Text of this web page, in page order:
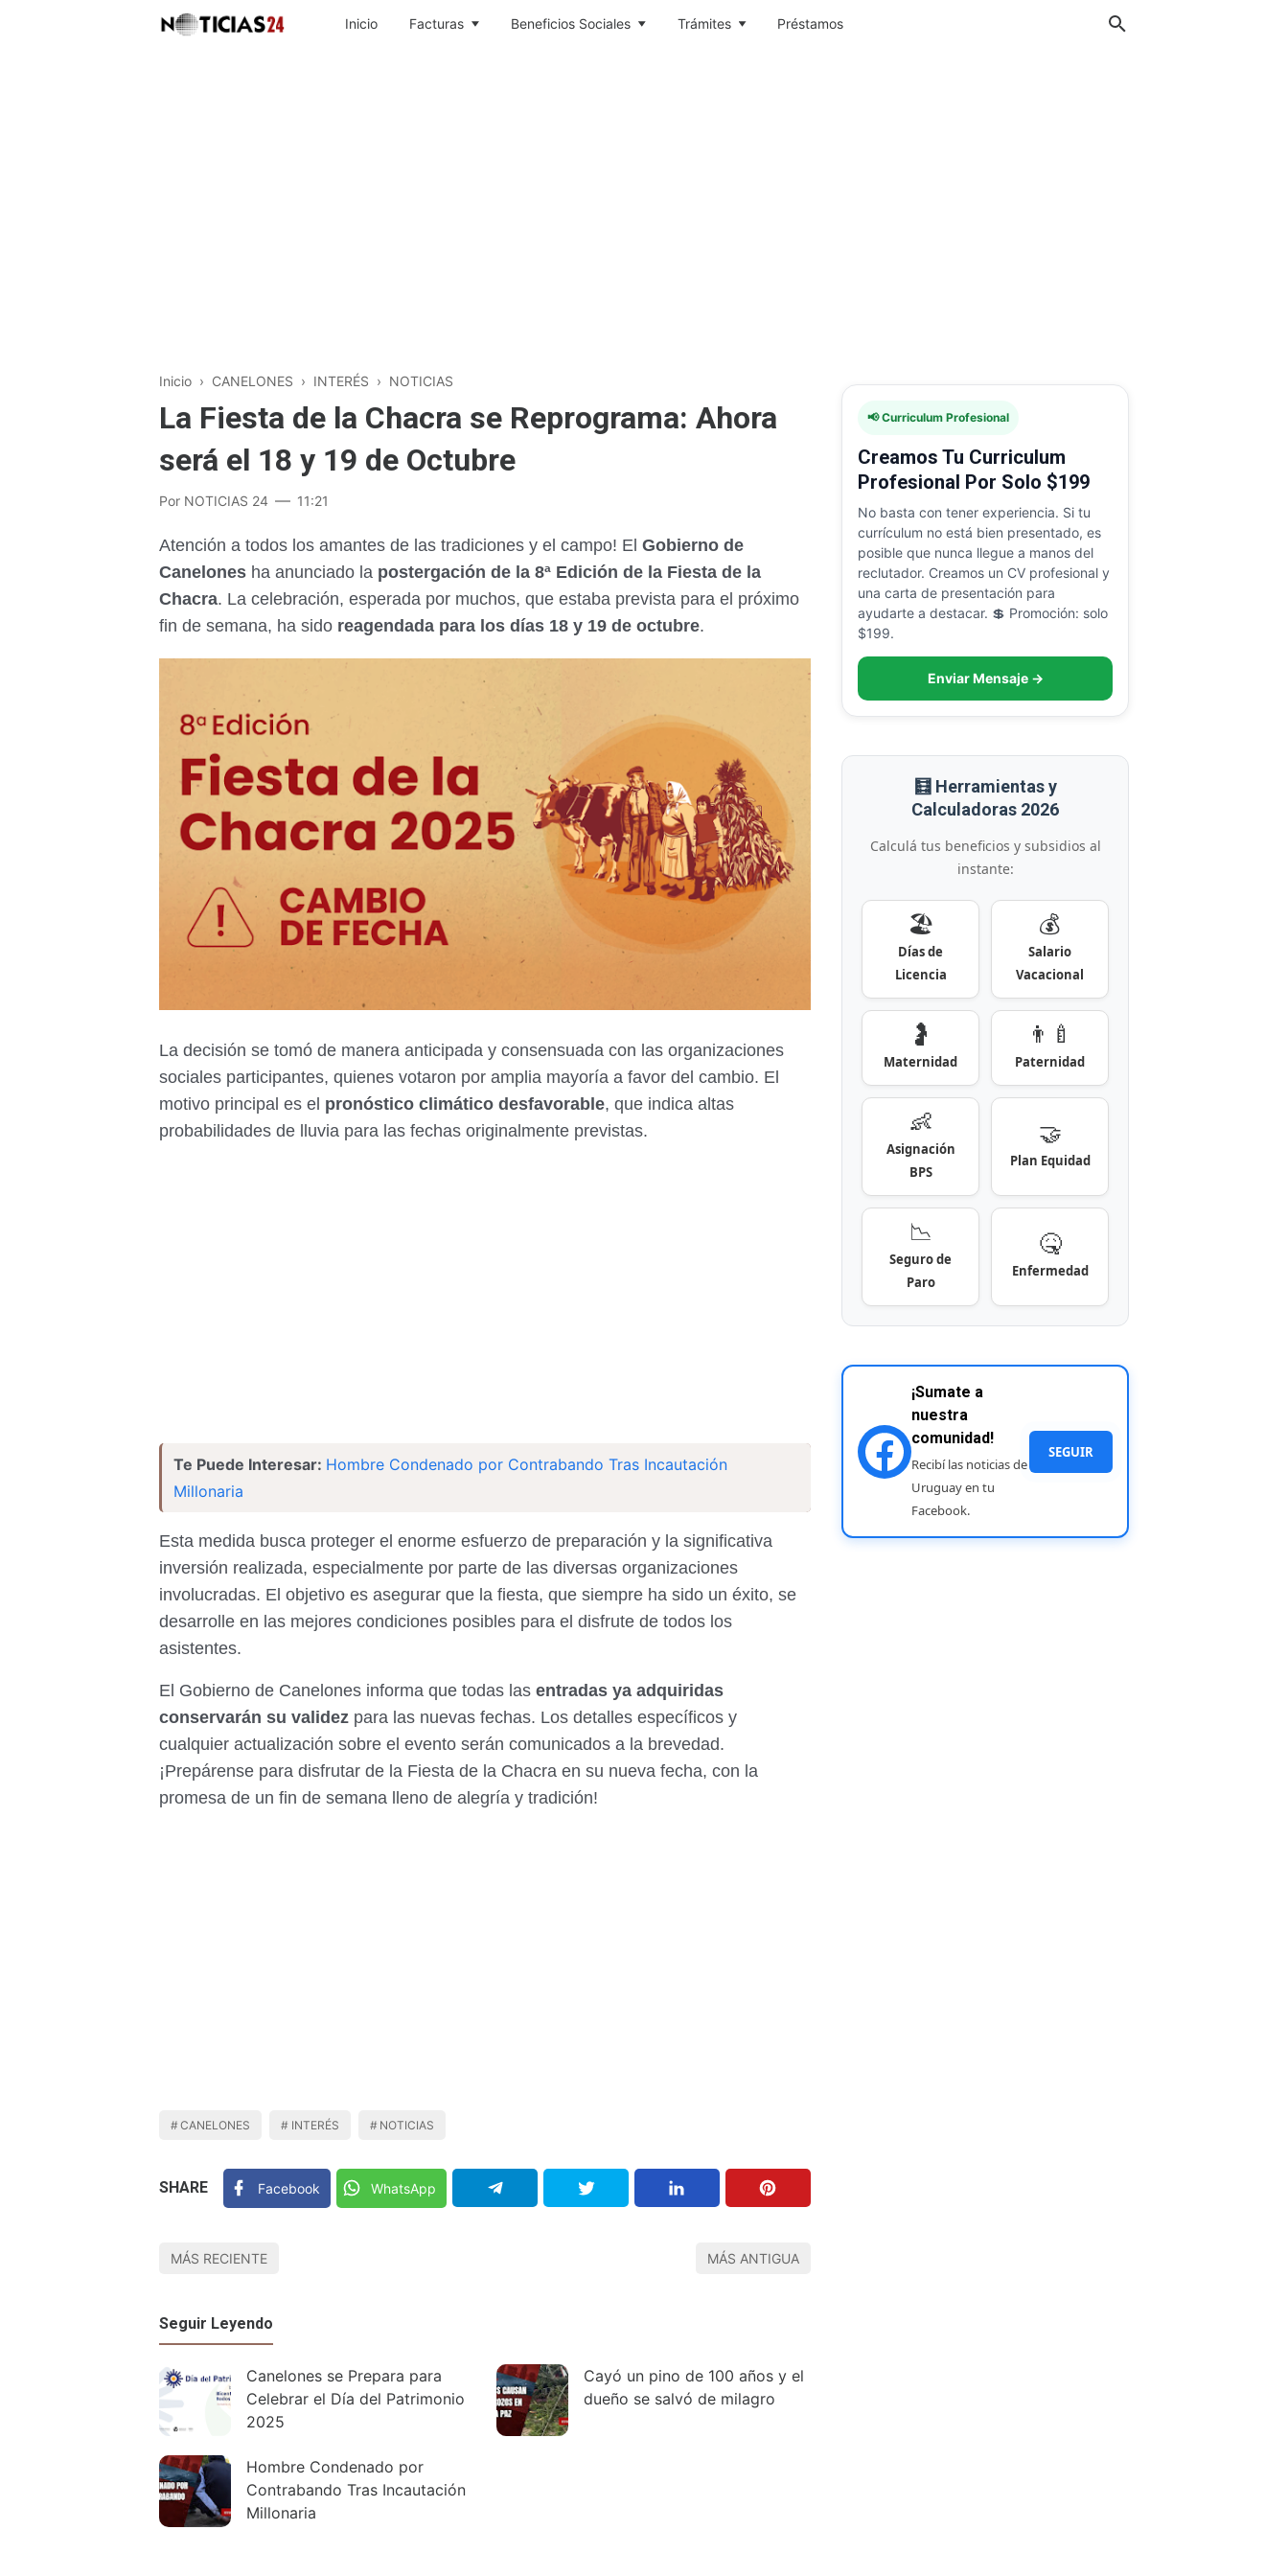
Inicio Facturas Beneficios Sociales Trámites Préstamos
Inicio › CANELONES › INTERÉS › NOTICIAS
La Fiesta de la Chacra se Reprograma: Ahora
será el 18 y 19 de Octubre
Por NOTICIAS 24 11:21
Atención a todos los amantes de las tradiciones y el campo! El Gobierno de
Canelones ha anunciado la postergación de la 8ª Edición de la Fiesta de la
Chacra. La celebración, esperada por muchos, que estaba prevista para el próximo
fin de semana, ha sido reagendada para los días 18 y 19 de octubre.
La decisión se tomó de manera anticipada y consensuada con las organizaciones
sociales participantes, quienes votaron por amplia mayoría a favor del cambio. El
motivo principal es el pronóstico climático desfavorable, que indica altas
probabilidades de lluvia para las fechas originalmente previstas.
Te Puede Interesar: Hombre Condenado por Contrabando Tras Incautación
Millonaria
Esta medida busca proteger el enorme esfuerzo de preparación y la significativa
inversión realizada, especialmente por parte de las diversas organizaciones
involucradas. El objetivo es asegurar que la fiesta, que siempre ha sido un éxito, se
desarrolle en las mejores condiciones posibles para el disfrute de todos los
asistentes.
El Gobierno de Canelones informa que todas las entradas ya adquiridas
conservarán su validez para las nuevas fechas. Los detalles específicos y
cualquier actualización sobre el evento serán comunicados a la brevedad.
¡Prepárense para disfrutar de la Fiesta de la Chacra en su nueva fecha, con la
promesa de un fin de semana lleno de alegría y tradición!
CANELONES INTERÉS NOTICIAS
SHARE Facebook WhatsApp
MÁS RECIENTE MÁS ANTIGUA
Seguir Leyendo
Canelones se Prepara para
Celebrar el Día del Patrimonio
2025
Cayó un pino de 100 años y el
dueño se salvó de milagro
Hombre Condenado por
Contrabando Tras Incautación
Millonaria
📢 Curriculum Profesional
Creamos Tu Curriculum
Profesional Por Solo $199
No basta con tener experiencia. Si tu
currículum no está bien presentado, es
posible que nunca llegue a manos del
reclutador. Creamos un CV profesional y
una carta de presentación para
ayudarte a destacar. 💲 Promoción: solo
$199.
Enviar Mensaje →
🧮 Herramientas y
Calculadoras 2026
Calculá tus beneficios y subsidios al
instante:
🏖️
Días de
Licencia
💰
Salario
Vacacional
🤰
Maternidad
👨‍🍼
Paternidad
👶
Asignación
BPS
🤝
Plan Equidad
📉
Seguro de
Paro
🤒
Enfermedad
¡Sumate a
nuestra
comunidad!
Recibí las noticias de
Uruguay en tu
Facebook.
SEGUIR